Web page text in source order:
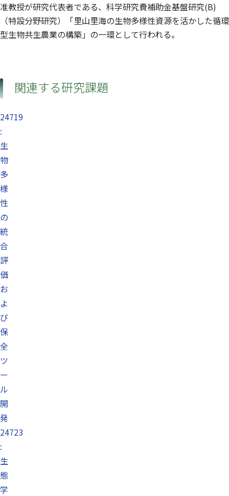
准教授が研究代表者である、科学研究費補助金基盤研究(B)
（特設分野研究）「里山里海の生物多様性資源を活かした循環
型生物共生農業の構築」の一環として行われる。
関連する研究課題
24719
:
生
物
多
様
性
の
統
合
評
価
お
よ
び
保
全
ツ
ー
ル
開
発
24723
:
生
態
学